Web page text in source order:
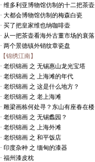
· 维多利亚博物馆仿制的十二把茶壶
· 大都会博物馆仿制的梅森白瓷
· 买了把皇家维也纳咖啡壶
· 从一把茶壶看海外古董市场的衰落
· 两个景德镇外销纹章瓷盘
【锦绣江南】
· 老织锦画 之 无锡惠山龙光宝塔
· 老织锦画 之 上海滩的年代
· 老织锦画 之 这是什么地方？
· 老织锦画 之 老上海滩
· 雕梁画栋何处寻？东山有座春在楼
· 老织锦画 之 无锡蠡园？
· 老织锦画 之 上海外滩
· 老织锦画 之 和平饭店
· 印度杂种 之 缅甸的漆器
· 福州漆皮枕